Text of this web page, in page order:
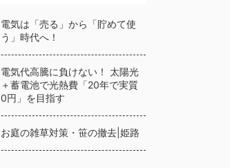
電気は「売る」から「貯めて使
う」時代へ！
電気代高騰に負けない！ 太陽光
＋蓄電池で光熱費「20年で実質
0円」を目指す
お庭の雑草対策・笹の撤去|姫路